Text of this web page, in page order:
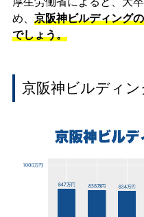
め、 京阪神ビルディング
でしょう。
京阪神ビルディン